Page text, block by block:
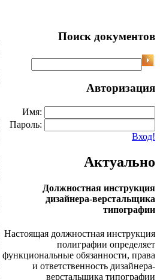
Поиск документов
Авторизация
Имя:
Пароль:
Вход!
Актуально
Должностная инструкция
дизайнера-верстальщика
типографии
Настоящая должностная инструкция
полиграфии определяет
функциональные обязанности, права
и ответственность дизайнера-
верстальщика типографии